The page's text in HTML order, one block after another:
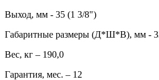
Выход, мм - 35 (1 3/8")
Габаритные размеры (Д*Ш*В), мм -
Вес, кг – 190,0
Гарантия, мес. – 12